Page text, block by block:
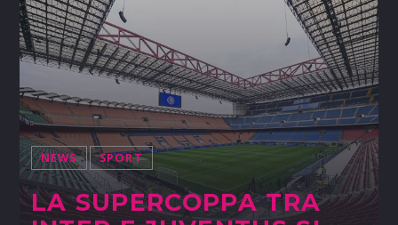
NEWS SPORT
LA SUPERCOPPA TRA